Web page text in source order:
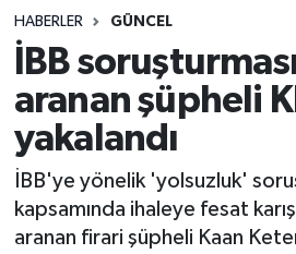
HABERLER GÜNCEL
İBB
aranan şüpheli
yakalandı
İBB'ye yönelik 'yolsuzluk'
kapsamında ihaleye fesat
aranan firari şüpheli Kaan
Politika
Spor
Ekonomi
Sağlık
Magazin
Süper Lig Puan Durumu ve
Tüm Manşetler
Son Dakika Haberleri
Haber Arşivi